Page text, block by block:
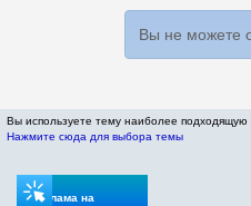
Вы не можете
Вы используете тему наиболее
Нажмите сюда для выбора темы
Реклама на